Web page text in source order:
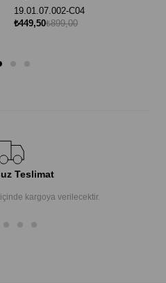
19.01.07.002-C04
₺449,50₺899,00
Teslimat
kargoya verilecektir.